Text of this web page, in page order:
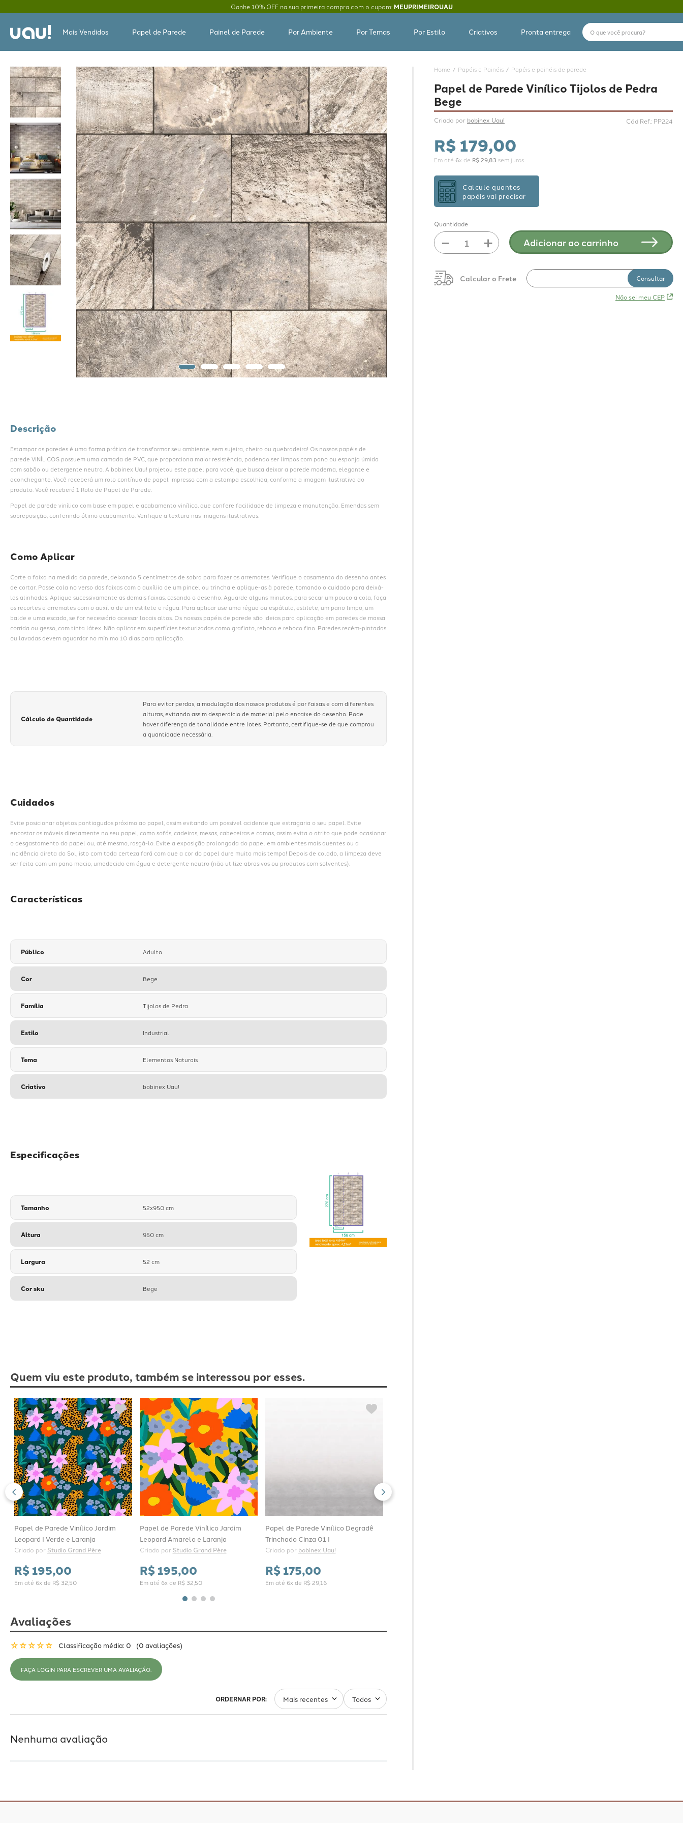
Ganhe 10% OFF na sua primeira compra com o cupom: MEUPRIMEIROUAU
Mais Vendidos Papel de Parede Painel de Parede Por Ambiente Por Temas Por Estilo Criativos Pronta entrega
O que você procura?
Descrição
Estampar as paredes é uma forma prática de transformar seu ambiente, sem sujeira, cheiro ou quebradeira! Os nossos papéis de
parede VINÍLICOS possuem uma camada de PVC, que proporciona maior resistência, podendo ser limpos com pano ou esponja úmida
com sabão ou detergente neutro. A bobinex Uau! projetou este papel para você, que busca deixar a parede moderna, elegante e
aconchegante. Você receberá um rolo contínuo de papel impresso com a estampa escolhida, conforme a imagem ilustrativa do
produto. Você receberá 1 Rolo de Papel de Parede.
Papel de parede vinílico com base em papel e acabamento vinílico, que confere facilidade de limpeza e manutenção. Emendas sem
sobreposição, conferindo ótimo acabamento. Verifique a textura nas imagens ilustrativas.
Como Aplicar
Corte a faixa na medida da parede, deixando 5 centímetros de sobra para fazer os arremates. Verifique o casamento do desenho antes
de cortar. Passe cola no verso das faixas com o auxíliio de um pincel ou trincha e aplique-as à parede, tomando o cuidado para deixá-
las alinhadas. Aplique sucessivamente as demais faixas, casando o desenho. Aguarde alguns minutos, para secar um pouco a cola, faça
os recortes e arremates com o auxílio de um estilete e régua. Para aplicar use uma régua ou espátula, estilete, um pano limpo, um
balde e uma escada, se for necessário acessar locais altos. Os nossos papéis de parede são ideias para aplicação em paredes de massa
corrida ou gesso, com tinta látex. Não aplicar em superfícies texturizadas como grafiato, reboco e reboco fino. Paredes recém-pintadas
ou lavadas devem aguardar no mínimo 10 dias para aplicação.
Cálculo de Quantidade
Para evitar perdas, a modulação dos nossos produtos é por faixas e com diferentes
alturas, evitando assim desperdício de material pelo encaixe do desenho. Pode
haver diferença de tonalidade entre lotes. Portanto, certifique-se de que comprou
a quantidade necessária.
Cuidados
Evite posicionar objetos pontiagudos próximo ao papel, assim evitando um possível acidente que estragaria o seu papel. Evite
encostar os móveis diretamente no seu papel, como sofás, cadeiras, mesas, cabeceiras e camas, assim evita o atrito que pode ocasionar
o desgastamento do papel ou, até mesmo, rasgá-lo. Evite a exposição prolongada do papel em ambientes mais quentes ou a
incidência direta do Sol, isto com toda certeza fará com que a cor do papel dure muito mais tempo! Depois de colado, a limpeza deve
ser feita com um pano macio, umedecido em água e detergente neutro (não utilize abrasivos ou produtos com solventes).
Características
Público Adulto
Cor Bege
Família Tijolos de Pedra
Estilo Industrial
Tema Elementos Naturais
Criativo bobinex Uau!
Especificações
Tamanho 52x950 cm
Altura 950 cm
Largura 52 cm
Cor sku Bege
Quem viu este produto, também se interessou por esses.
Papel de Parede Vinílico Jardim
Leopard I Verde e Laranja
Criado por Studio Grand Père
R$195,00
Em até 6x de R$ 32 50
Papel de Parede Vinílico Jardim
Leopard Amarelo e Laranja
Criado por Studio Grand Père
R$195,00
Em até 6x de R$ 32 50
Papel de Parede Vinílico Degradê
Trinchado Cinza 01 I
Criado por bobinex Uau!
R$175,00
Em até 6x de R$ 29,16
Avaliações
☆☆☆☆☆ Classificação média: 0 (0 avaliações)
FAÇA LOGIN PARA ESCREVER UMA AVALIAÇÃO.
Mais recentes Todos
Nenhuma avaliação
Papéis e Painéis Papéis e painéis de parede
Papel de Parede Vinílico Tijolos de Pedra
Bege
Criado por bobinex Uau! Cód Ref.: PP224
R$179,00
Em até 6x de R$2983 sem juros
Calcule quantos
papéis vai precisar
Quantidade
＋
－ Adicionar ao carrinho
Não sei meu CEP